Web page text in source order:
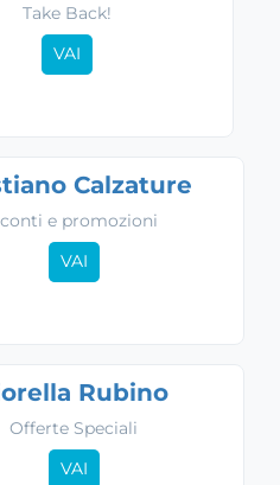
Take Back!
VAI
Calzature
e promozioni
VAI
Rubino
Offerte Speciali
VAI